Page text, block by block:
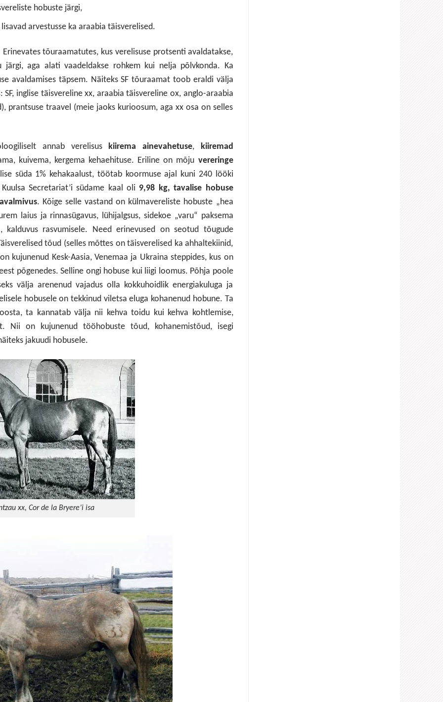
hobuste järgi,
arvestusse ka araabia täisverelised.
tõuraamatutes, kus verelisuse protsenti avaldatakse,
järgi, aga alati vaadeldakse rohkem kui nelja põlvkonda. Ka
avaldamises täpsem. Näiteks SF tõuraamat toob eraldi välja
inglise täisvereline xx, araabia täisvereline ox, anglo-araabia
prantsuse traavel (meie jaoks kurioosum, aga xx osa on selles
annab verelisus kiirema ainevahetuse,
kiiremad
kuivema, kergema kehaehituse. Eriline on mõju vereringe
süda 1% kehakaalust, töötab koormuse ajal kuni 240 lööki
Secretariat’i südame kaal oli 9,98 kg, tavalise hobuse
. Kõige selle vastand on külmavereliste hobuste „hea
laius ja rinnasügavus, lühijalgsus, sidekoe „varu“ paksema
kalduvus rasvumisele. Need erinevused on seotud tõugude
tõud (selles mõttes on täisverelised ka ahhaltekiinid,
kujunenud Kesk-Aasia, Venemaa ja Ukraina steppides, kus on
põgenedes. Selline ongi hobuse kui liigi loomus. Põhja poole
välja arenenud vajadus olla kokkuhoidlik energiakuluga ja
hobusele on tekkinud viletsa eluga kohanenud hobune. Ta
ta kannatab välja nii kehva toidu kui kehva kohtlemise,
Nii on kujunenud tööhobuste tõud, kohanemistõud, isegi
jakuudi hobusele.
xx, Cor de la Bryere’i isa